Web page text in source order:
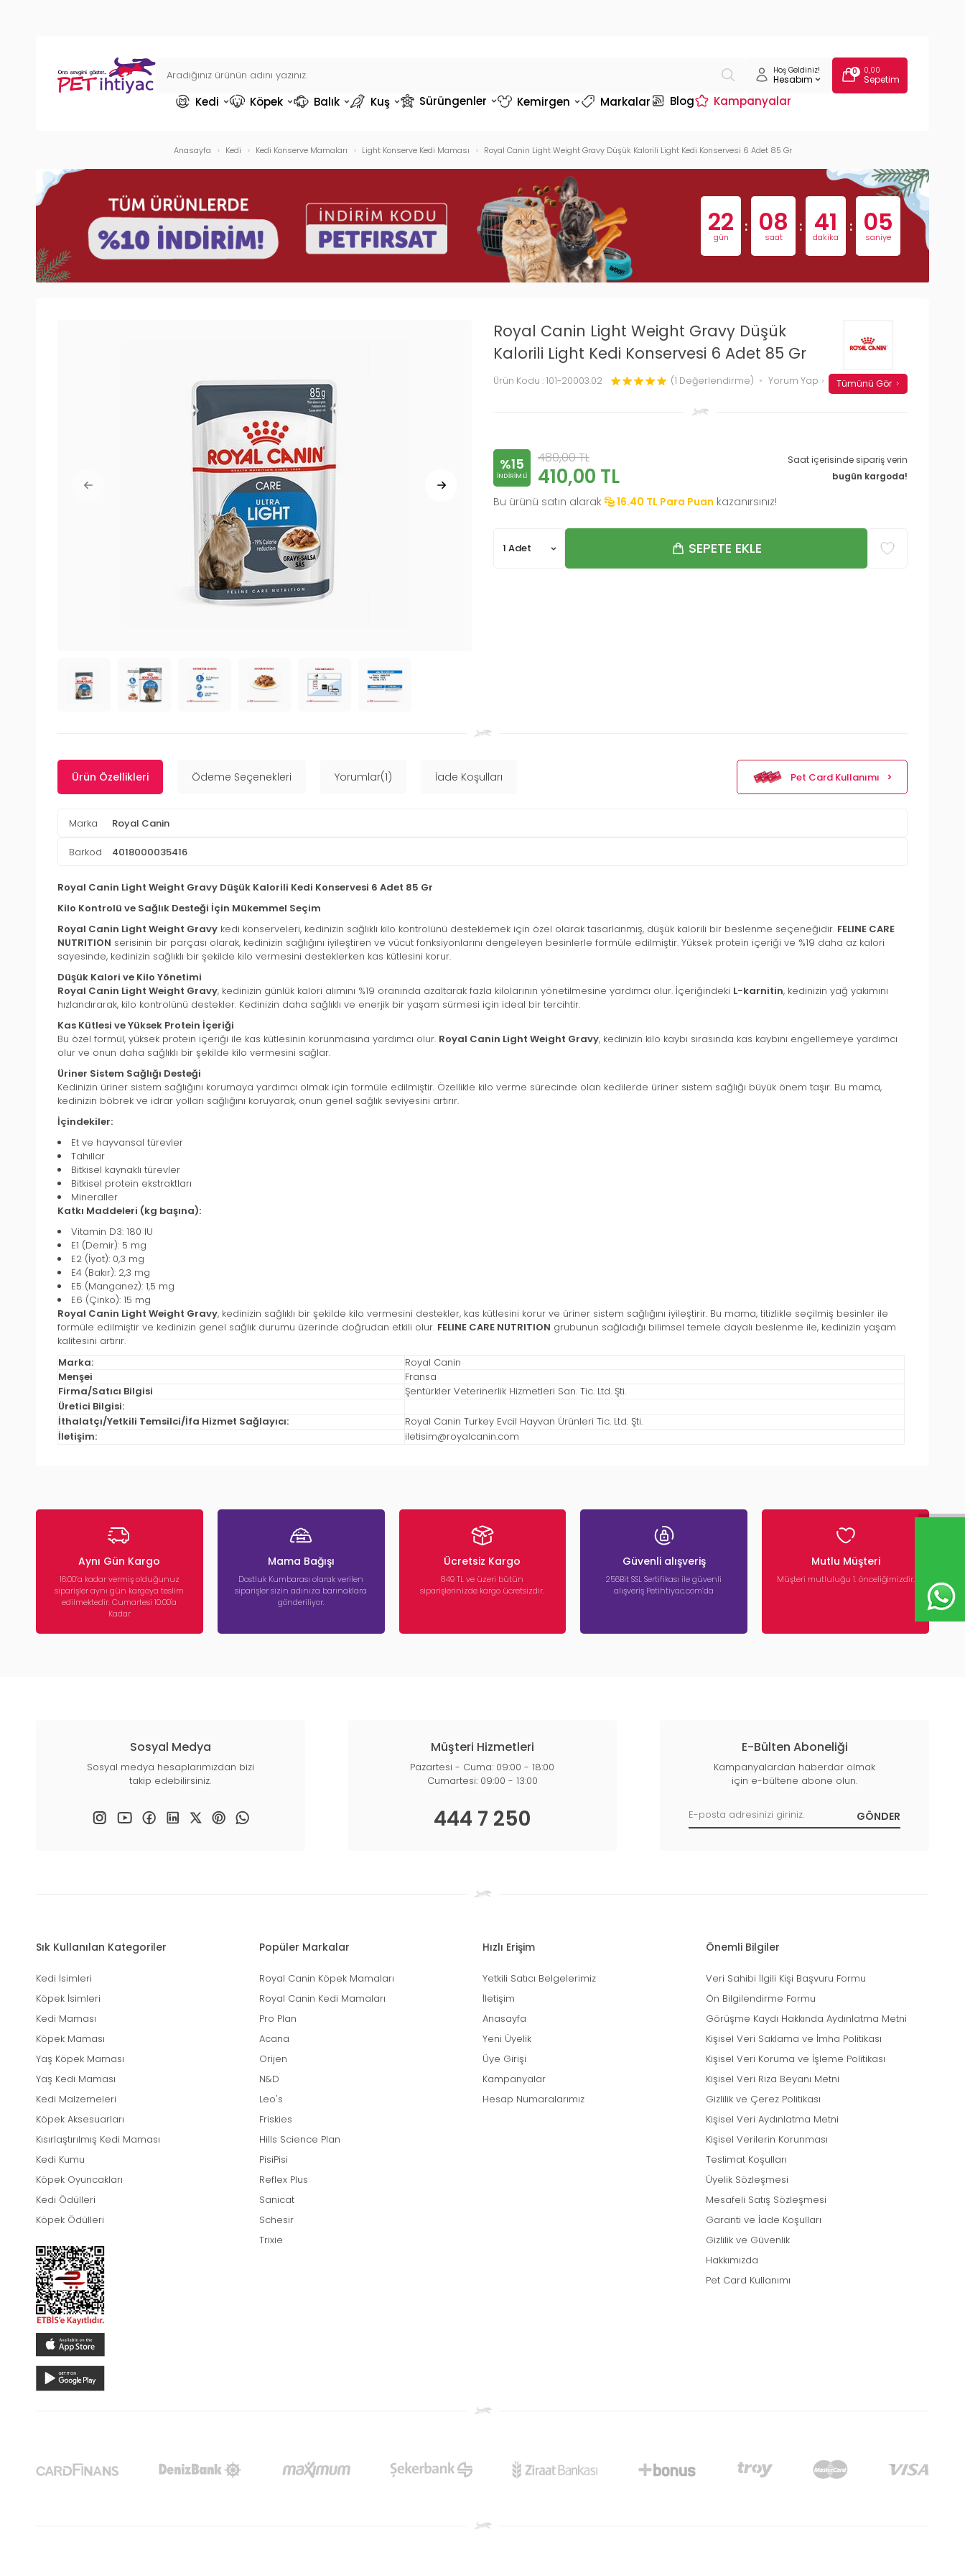
Hoş Geldiniz!
Hesabım
0 0,00
Sepetim
Kedi Köpek Balık Kuş Sürüngenler Kemirgen Markalar Blog Kampanyalar
Anasayfa Kedi Kedi Konserve Mamaları Light Konserve Kedi Maması Royal Canin Light Weight Gravy Düşük Kalorili Light Kedi Konservesi 6 Adet 85 Gr
22
gün
: 08
saat
: 41
dakika
: 04
saniye
Royal Canin Light Weight Gravy Düşük
Kalorili Light Kedi Konservesi 6 Adet 85 Gr
Ürün Kodu : 101-20003.02 (1 Değerlendirme) Yorum Yap Tümünü Gör
%15
INDIRIMLI
480,00TL
410,00 TL
Saat içerisinde sipariş verin
bugün kargoda!
Bu ürünü satın alarak 16.40 TL Para Puan kazanırsınız!
SEPETE EKLE
Ürün Özellikleri Ödeme Seçenekleri Yorumlar(1) İade Koşulları Pet Card Kullanımı
Marka Royal Canin
Barkod 4018000035416
Royal Canin Light Weight Gravy Düşük Kalorili Kedi Konservesi 6 Adet 85 Gr
Kilo Kontrolü ve Sağlık Desteği İçin Mükemmel Seçim
Royal Canin Light Weight Gravy kedi konserveleri, kedinizin sağlıklı kilo kontrolünü desteklemek için özel olarak tasarlanmış, düşük kalorili bir beslenme seçeneğidir. FELINE CARE
NUTRITION serisinin bir parçası olarak, kedinizin sağlığını iyileştiren ve vücut fonksiyonlarını dengeleyen besinlerle formüle edilmiştir. Yüksek protein içeriği ve %19 daha az kalori
sayesinde, kedinizin sağlıklı bir şekilde kilo vermesini desteklerken kas kütlesini korur.
Düşük Kalori ve Kilo Yönetimi
Royal Canin Light Weight Gravy, kedinizin günlük kalori alımını %19 oranında azaltarak fazla kilolarının yönetilmesine yardımcı olur. İçeriğindeki L-karnitin, kedinizin yağ yakımını
hızlandırarak, kilo kontrolünü destekler. Kedinizin daha sağlıklı ve enerjik bir yaşam sürmesi için ideal bir tercihtir.
Kas Kütlesi ve Yüksek Protein İçeriği
Bu özel formül, yüksek protein içeriği ile kas kütlesinin korunmasına yardımcı olur. Royal Canin Light Weight Gravy, kedinizin kilo kaybı sırasında kas kaybını engellemeye yardımcı
olur ve onun daha sağlıklı bir şekilde kilo vermesini sağlar.
Üriner Sistem Sağlığı Desteği
Kedinizin üriner sistem sağlığını korumaya yardımcı olmak için formüle edilmiştir. Özellikle kilo verme sürecinde olan kedilerde üriner sistem sağlığı büyük önem taşır. Bu mama,
kedinizin böbrek ve idrar yolları sağlığını koruyarak, onun genel sağlık seviyesini artırır.
İçindekiler:
Et ve hayvansal türevler
Tahıllar
Bitkisel kaynaklı türevler
Bitkisel protein ekstraktları
Mineraller
Katkı Maddeleri (kg başına):
Vitamin D3: 180 IU
E1 (Demir): 5 mg
E2 (İyot): 0,3 mg
E4 (Bakır): 2,3 mg
E5 (Manganez): 1,5 mg
E6 (Çinko): 15 mg
Royal Canin Light Weight Gravy, kedinizin sağlıklı bir şekilde kilo vermesini destekler, kas kütlesini korur ve üriner sistem sağlığını iyileştirir. Bu mama, titizlikle seçilmiş besinler ile
formüle edilmiştir ve kedinizin genel sağlık durumu üzerinde doğrudan etkili olur. FELINE CARE NUTRITION grubunun sağladığı bilimsel temele dayalı beslenme ile, kedinizin yaşam
kalitesini artırır.
Marka:
Royal Canin
Menşei
Fransa
Firma/Satıcı Bilgisi
Şentürkler Veterinerlik Hizmetleri San. Tic. Ltd. Şti.
Üretici Bilgisi:
İthalatçı/Yetkili Temsilci/İfa Hizmet Sağlayıcı:
Royal Canin Turkey Evcil Hayvan Ürünleri Tic. Ltd. Şti.
İletişim:
iletisim@royalcanin.com
Aynı Gün Kargo
16:00’a kadar vermiş olduğunuz
siparişler aynı gün kargoya teslim
edilmektedir. Cumartesi 10:00'a
Kadar
Mama Bağışı
Dostluk Kumbarası olarak verilen
siparişler sizin adınıza barınaklara
gönderiliyor.
Ücretsiz Kargo
849 TL ve üzeri bütün
siparişlerinizde kargo ücretsizdir.
Güvenli alışveriş
256Bit SSL Sertifikası ile güvenli
alışveriş Petihtiyac.com’da
Mutlu Müşteri
Müşteri mutluluğu 1. önceliğimizdir.
Sosyal Medya
Sosyal medya hesaplarımızdan bizi
takip edebilirsiniz.
Müşteri Hizmetleri
Pazartesi - Cuma: 09:00 - 18:00
Cumartesi: 09:00 - 13:00
444 7 250
E-Bülten Aboneliği
Kampanyalardan haberdar olmak
için e-bültene abone olun.
Sık Kullanılan Kategoriler
Kedi İsimleri
Köpek İsimleri
Kedi Maması
Köpek Maması
Yaş Köpek Maması
Yaş Kedi Maması
Kedi Malzemeleri
Köpek Aksesuarları
Kısırlaştırılmış Kedi Maması
Kedi Kumu
Köpek Oyuncakları
Kedi Ödülleri
Köpek Ödülleri
Popüler Markalar
Royal Canin Köpek Mamaları
Royal Canin Kedi Mamaları
Pro Plan
Acana
Orijen
N&D
Leo's
Friskies
Hills Science Plan
PisiPisi
Reflex Plus
Sanicat
Schesir
Trixie
Hızlı Erişim
Yetkili Satıcı Belgelerimiz
İletişim
Anasayfa
Yeni Üyelik
Üye Girişi
Kampanyalar
Hesap Numaralarımız
Önemli Bilgiler
Veri Sahibi İlgili Kişi Başvuru Formu
Ön Bilgilendirme Formu
Görüşme Kaydı Hakkında Aydınlatma Metni
Kişisel Veri Saklama ve İmha Politikası
Kişisel Veri Koruma ve İşleme Politikası
Kişisel Veri Rıza Beyanı Metni
Gizlilik ve Çerez Politikası
Kişisel Veri Aydınlatma Metni
Kişisel Verilerin Korunması
Teslimat Koşulları
Üyelik Sözleşmesi
Mesafeli Satış Sözleşmesi
Garanti ve İade Koşulları
Gizlilik ve Güvenlik
Hakkımızda
Pet Card Kullanımı